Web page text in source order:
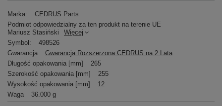
Marka:
CEDRUS Parts
Podmiot odpowiedzialny za ten produkt na terenie UE
Mariusz Stasiński
Więcej
Symbol:
498526
Gwarancja
Gwarancja Rozszerzona CEDRUS na 2 Lata
Długość opakowania [mm]
265
Szerokość opakowania [mm]
255
Wysokość opakowania [mm]
12
Waga
36.000 g